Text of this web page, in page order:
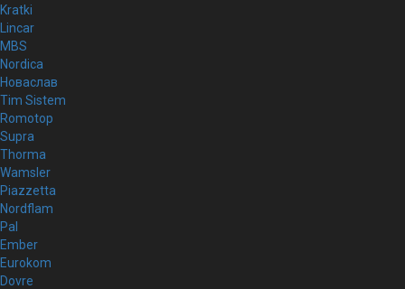
Kratki
Lincar
MBS
Nordica
Новаслав
Tim Sistem
Romotop
Supra
Thorma
Wamsler
Piazzetta
Nordflam
Pal
Ember
Eurokom
Dovre